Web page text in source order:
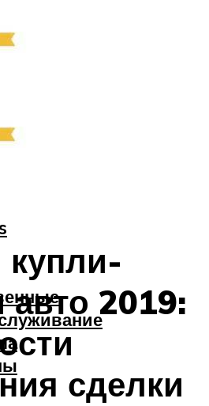
2019:
сделки